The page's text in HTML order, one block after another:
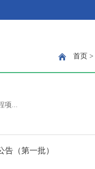
首页 >
项...
（第一批）